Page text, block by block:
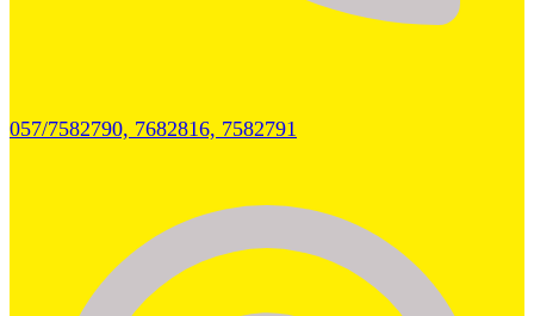
057/7582790, 7682816, 7582791